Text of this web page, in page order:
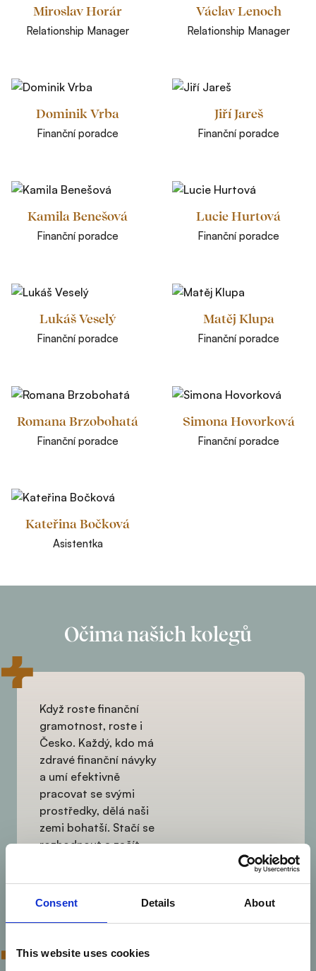
Consent Details About
This website uses cookies
Miroslav Horár
Relationship Manager
Václav Lenoch
Relationship Manager
Dominik Vrba
Finanční poradce
Jiří Jareš
Finanční poradce
Kamila Benešová
Finanční poradce
Lucie Hurtová
Finanční poradce
Lukáš Veselý
Finanční poradce
Matěj Klupa
Finanční poradce
Romana Brzobohatá
Finanční poradce
Simona Hovorková
Finanční poradce
Kateřina Bočková
Asistentka
Očima našich kolegů
Když roste finanční
gramotnost, roste i
Česko. Každý, kdo má
zdravé finanční návyky
a umí efektivně
pracovat se svými
prostředky, dělá naši
zemi bohatší. Stačí se
rozhodnout a začít.
Finanční poradce